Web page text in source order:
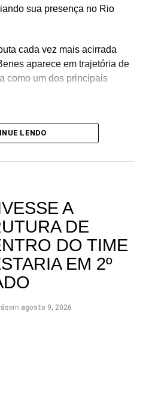
sua presença no Rio
cada vez mais acirrada
aparece em trajetória de
como um dos principais
LENDO
A
DE
DO TIME
EM 2º
em agosto 9, 2026